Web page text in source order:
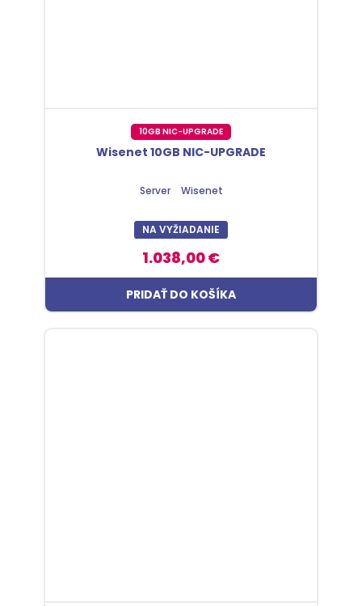
10GB NIC-UPGRADE
Wisenet 10GB NIC-UPGRADE
Server Wisenet
NA VYŽIADANIE
1.038,00 €
PRIDAŤ DO KOŠÍKA